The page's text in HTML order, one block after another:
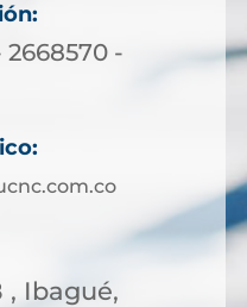
2668570 -
, Ibagué,